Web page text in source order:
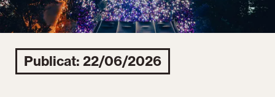
Publicat: 22/06/2026